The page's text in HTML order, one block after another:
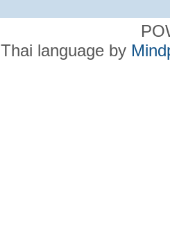
Thai language by